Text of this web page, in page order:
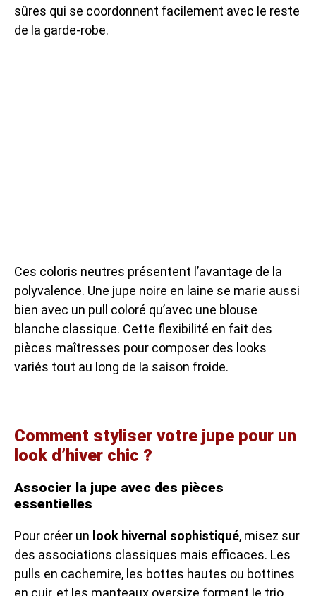
sûres qui se coordonnent facilement avec le reste
de la garde-robe.
Ces coloris neutres présentent l’avantage de la
polyvalence. Une jupe noire en laine se marie aussi
bien avec un pull coloré qu’avec une blouse
blanche classique. Cette flexibilité en fait des
pièces maîtresses pour composer des looks
variés tout au long de la saison froide.
Comment styliser votre jupe pour un
look d’hiver chic ?
Associer la jupe avec des pièces
essentielles
Pour créer un look hivernal sophistiqué, misez sur
des associations classiques mais efficaces. Les
pulls en cachemire, les bottes hautes ou bottines
en cuir, et les manteaux oversize forment le trio